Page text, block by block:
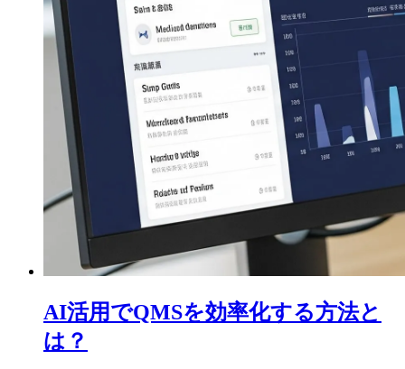
AI活用でQMSを効率化する方法と
は？